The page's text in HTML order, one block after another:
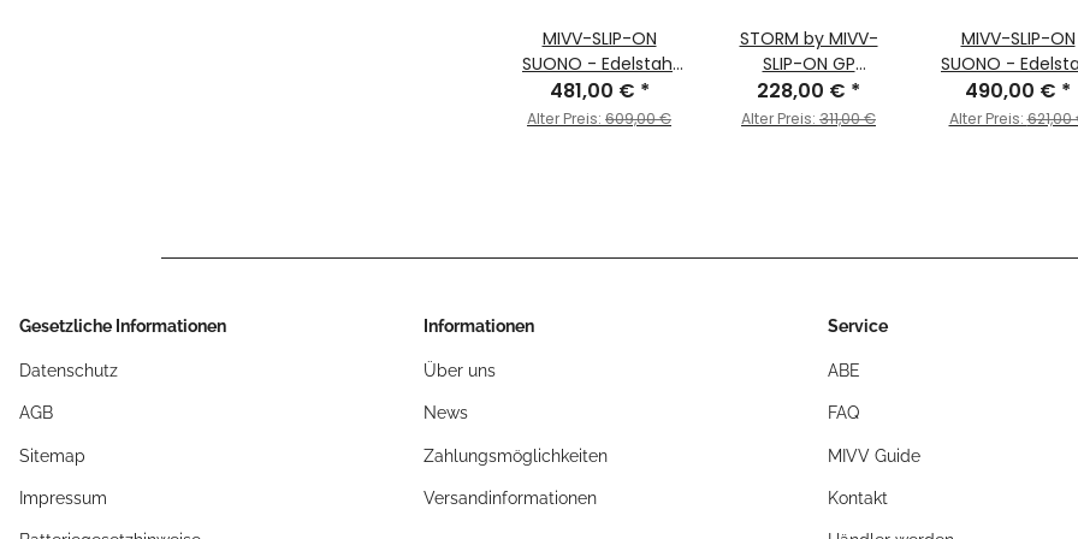
MIVV-SLIP-ON
SUONO - Edelstahl
für HONDA -
INTEGRA 750 BJ.
481,00 € *
Alter Preis: 609,00 €
STORM by MIVV-
SLIP-ON GP
Edelstahl Schwarz
für HONDA CB 1000
228,00 € *
Alter Preis: 311,00 €
MIVV-SLIP-ON
SUONO -
für HONDA - CBR
600 RR BJ. 2007
490,00 € *
Alter Preis:621,00
Gesetzliche Informationen
Datenschutz
AGB
Sitemap
Impressum
Informationen
Über uns
News
Zahlungsmöglichkeiten
Versandinformationen
Service
ABE
FAQ
MIVV Guide
Kontakt